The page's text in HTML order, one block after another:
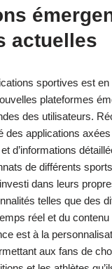
actuelles
sportives est
plateformes
des utilisateurs.
des applications axées
d’informations
de différents
dans leurs
telles que des
réel et du
est à la
aux fans de